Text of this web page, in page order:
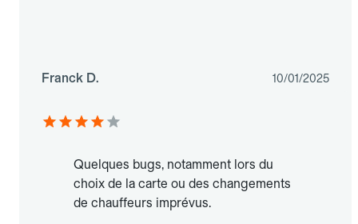
Franck D. 10/01/2025
Quelques bugs, notamment lors du
choix de la carte ou des changements
de chauffeurs imprévus.